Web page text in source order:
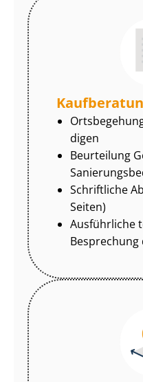
di­gen
Beurteilung
Schriftliche
Seiten)
Ausführliche
Besprechung